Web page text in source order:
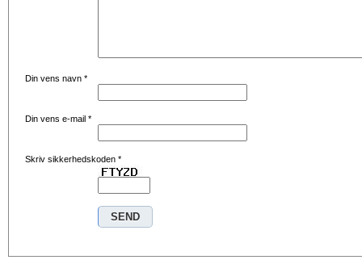
Din vens navn *
Din vens e-mail *
Skriv sikkerhedskoden *